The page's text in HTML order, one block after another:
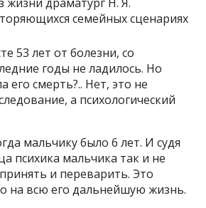
53 лет от болезни, со
годы не ладилось. Но
его смерть?.. Нет, это не
а психологический
мальчику было 6 лет. И судя
психика мальчика так и не
и переварить. Это
на всю его дальнейшую жизнь.